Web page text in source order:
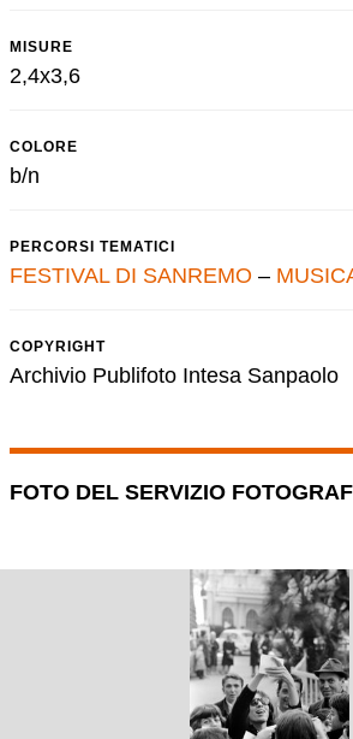
MISURE
2,4x3,6
COLORE
b/n
PERCORSI TEMATICI
FESTIVAL DI SANREMO –
COPYRIGHT
Archivio Publifoto Intesa Sanpaolo
FOTO DEL SERVIZIO